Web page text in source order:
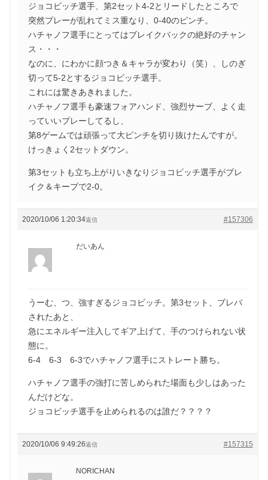
ジョコビッチ選手、第2セット4-2とリードしたところで
突然プレーが乱れてミス重なり、0-40のピンチ。
ハチャノフ選手にとってはブレイクバックの絶好のチャン
ス・・・
なのに、にわかに顔つき＆キャラが変わり（笑）、しのぎ
切って5-2とするジョコビッチ選手。
これには驚きあきれました。
ハチャノフ選手も豪速フォアハンド、強烈サーブ、よく走
っていいプレーしてるし、
第8ゲームでは頑張って大ピンチを切り抜けたんですが。
けっきょく2セットダウン。
第3セットも立ち上がりいきなりジョコビッチ選手がブレ
イク＆キープで2-0。
2020/10/06 1:20:34 #157306
返信
だいあん
うーむ、つ、強すぎるジョコビッチ。第3セット、ブレバ
されたあと、
急にエネルギー注入してギア上げて、手のつけられない状
態に。
6-4 6-3 6-3でハチャノフ選手にストレート勝ち。
ハチャノフ選手の強打に苦しめられた場面も少しはあった
んだけどな。
ジョコビッチ選手を止められるのは誰だ？？？？
2020/10/06 9:49:26 #157315
返信
NORICHAN